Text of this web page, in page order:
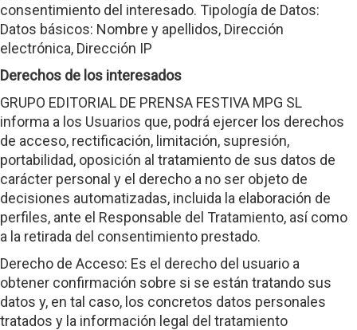
consentimiento del interesado. Tipología de Datos:
Datos básicos: Nombre y apellidos, Dirección
electrónica, Dirección IP
Derechos de los interesados
GRUPO EDITORIAL DE PRENSA FESTIVA MPG SL
informa a los Usuarios que, podrá ejercer los derechos
de acceso, rectificación, limitación, supresión,
portabilidad, oposición al tratamiento de sus datos de
carácter personal y el derecho a no ser objeto de
decisiones automatizadas, incluida la elaboración de
perfiles, ante el Responsable del Tratamiento, así como
a la retirada del consentimiento prestado.
Derecho de Acceso: Es el derecho del usuario a
obtener confirmación sobre si se están tratando sus
datos y, en tal caso, los concretos datos personales
tratados y la información legal del tratamiento